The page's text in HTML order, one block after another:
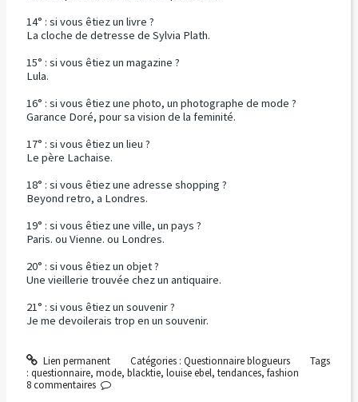
14° : si vous êtiez un livre ?
La cloche de detresse de Sylvia Plath.
15° : si vous êtiez un magazine ?
Lula.
16° : si vous êtiez une photo, un photographe de mode ?
Garance Doré, pour sa vision de la feminité.
17° : si vous êtiez un lieu ?
Le père Lachaise.
18° : si vous êtiez une adresse shopping ?
Beyond retro, a Londres.
19° : si vous êtiez une ville, un pays ?
Paris. ou Vienne. ou Londres.
20° : si vous êtiez un objet ?
Une vieillerie trouvée chez un antiquaire.
21° : si vous êtiez un souvenir ?
Je me devoilerais trop en un souvenir.
Lien permanent Catégories : Questionnaire blogueurs
Tags
: questionnaire, mode, blacktie, louise ebel, tendances, fashion
8 commentaires